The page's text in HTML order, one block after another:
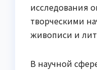
исследования
творческими
живописи и
В научной